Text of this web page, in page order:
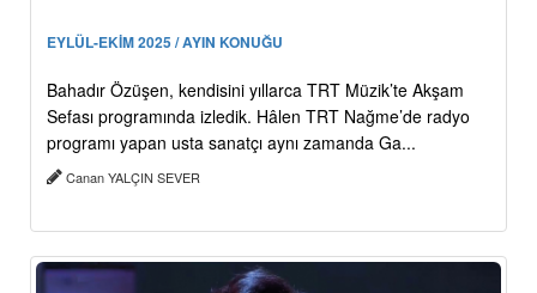
EYLÜL-EKİM 2025 / AYIN KONUĞU
Bahadır Özüşen, kendisini yıllarca TRT Müzik’te Akşam
Sefası programında izledik. Hâlen TRT Nağme’de radyo
programı yapan usta sanatçı aynı zamanda Ga...
Canan YALÇIN SEVER